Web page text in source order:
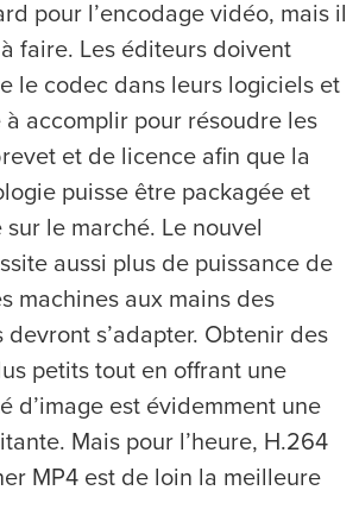
pour l’encodage vidéo, mais il
faire. Les éditeurs doivent
le codec dans leurs logiciels et
à accomplir pour résoudre les
et de licence afin que la
puisse être packagée et
le marché. Le nouvel
aussi plus de puissance de
machines aux mains des
devront s’adapter. Obtenir des
petits tout en offrant une
d’image est évidemment une
Mais pour l’heure, H.264
MP4 est de loin la meilleure